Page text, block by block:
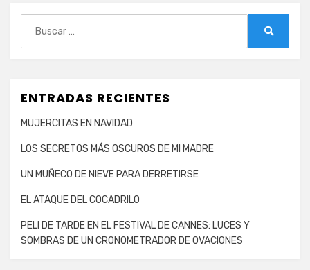
ENTRADAS RECIENTES
MUJERCITAS EN NAVIDAD
LOS SECRETOS MÁS OSCUROS DE MI MADRE
UN MUÑECO DE NIEVE PARA DERRETIRSE
EL ATAQUE DEL COCADRILO
PELI DE TARDE EN EL FESTIVAL DE CANNES: LUCES Y
SOMBRAS DE UN CRONOMETRADOR DE OVACIONES